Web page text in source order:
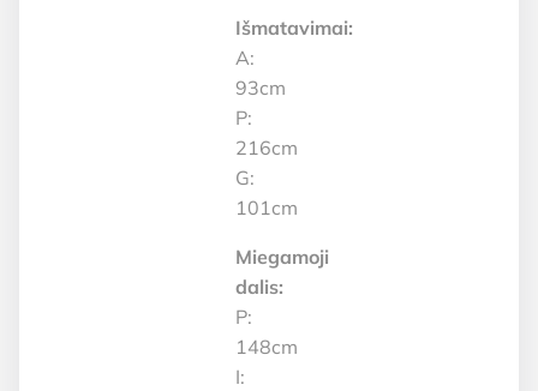
Išmatavimai:
A:
93cm
P:
216cm
G:
101cm
Miegamoji
dalis:
P:
148cm
I: